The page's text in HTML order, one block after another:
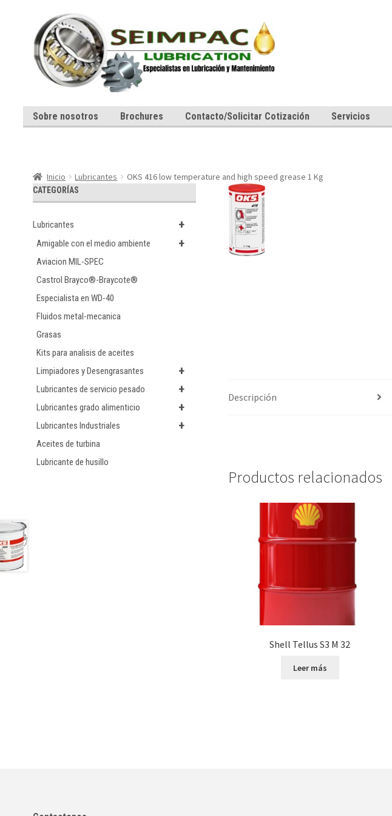
a
la
navegación
al
contenido
Sobre nosotros Brochures Contacto/Solicitar Cotización Servicios
Inicio Lubricantes OKS 416 low temperature and high speed grease 1 Kg
Descripción
Productos relacionados
Shell Tellus S3 M 32
Leer más
CATEGORÍAS
+
Lubricantes
+
Amigable con el medio ambiente
Aviacion MIL-SPEC
Castrol Brayco®-Braycote®
Especialista en WD-40
Fluidos metal-mecanica
Grasas
Kits para analisis de aceites
+
Limpiadores y Desengrasantes
+
Lubricantes de servicio pesado
+
Lubricantes grado alimenticio
+
Lubricantes Industriales
Aceites de turbina
Lubricante de husillo